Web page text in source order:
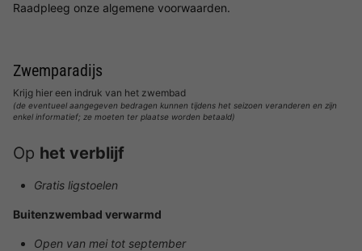
Raadpleeg onze algemene voorwaarden.
Zwemparadijs
Krijg hier een indruk van het zwembad
(de eventueel aangegeven bedragen kunnen tijdens het seizoen veranderen en zijn
enkel informatief; ze moeten ter plaatse worden betaald)
Op het verblijf
Gratis ligstoelen
Buitenzwembad verwarmd
Open van mei tot september